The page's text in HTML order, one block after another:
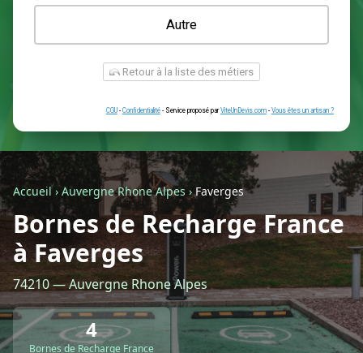
Une prise renforcée (type greenup)
Une simple prise
Je ne sais pas encore
Autre
Retour à la liste des métiers
CGU-Confidentialité- Service proposé parViteUnDevis.com-Vous
Accueil› Auvergne Rhone Alpes›Faverges
Bornes de Recharge France
à Faverges
74210 — Auvergne Rhone Alpes
4
Bornes de Recharge France